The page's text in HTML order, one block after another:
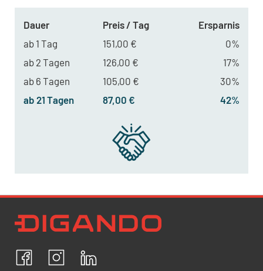
Dauer Preis / Tag
Ersparnis
ab 1 Tag
151,00 €
0%
ab 2 Tagen
126,00 €
17%
ab 6 Tagen
105,00 €
30%
ab 21 Tagen
87,00 € 42%
FacebookInstagram
Ich bestätige, dass ich die
Datenschutzrichtlinien
personenbezogenen Daten einverstanden.